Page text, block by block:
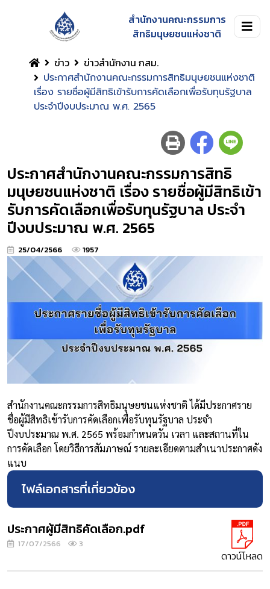
สำนักงานคณะกรรมการ
สิทธิมนุษยชนแห่งชาติ
ข่าว
ข่าวสำนักงาน กสม.
ประกาศสำนักงานคณะกรรมการสิทธิมนุษยชนแห่งชาติ
เรื่อง รายชื่อผู้มีสิทธิเข้ารับการคัดเลือกเพื่อรับทุนรัฐบาล
ประจำปีงบประมาณ พ.ศ. 2565
ประกาศสำนักงานคณะกรรมการสิทธิ
มนุษยชนแห่งชาติ เรื่อง รายชื่อผู้มีสิทธิเข้า
รับการคัดเลือกเพื่อรับทุนรัฐบาล ประจำ
ปีงบประมาณ พ.ศ. 2565
25/04/2566 1957
สำนักงานคณะกรรมการสิทธิมนุษยชนแห่งชาติ ได้มีประกาศราย
ชื่อผู้มีสิทธิเข้ารับการคัดเลือกเพื่อรับทุนรัฐบาล ประจำ
ปีงบประมาณ พ.ศ. 2565 พร้อมกำหนดวัน เวลา และสถานที่ใน
การคัดเลือก โดยวิธีการสัมภาษณ์ รายละเอียดตามสำเนาประกาศดัง
แนบ
ไฟล์เอกสารที่เกี่ยวข้อง
ประกาศผู้มีสิทธิคัดเลือก.pdf
17/07/2566 3
ดาวน์โหลด